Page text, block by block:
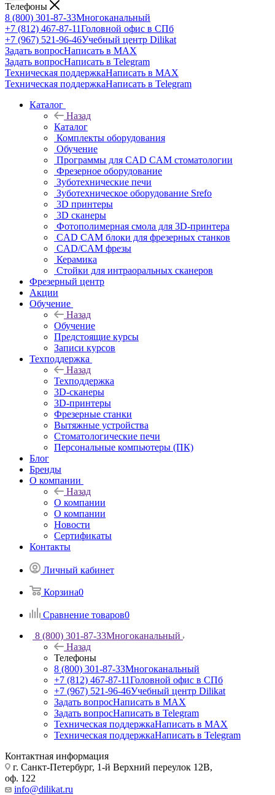
Телефоны
8 (800) 301-87-33Многоканальный
+7 (812) 467-87-11Головной офис в СПб
+7 (967) 521-96-46Учебный центр Dilikat
Задать вопросНаписать в MAX
Задать вопросНаписать в Telegram
Техническая поддержкаНаписать в MAX
Техническая поддержкаНаписать в Telegram
Каталог
Назад
Каталог
Комплекты оборудования
Обучение
Программы для CAD CAM стоматологии
Фрезерное оборудование
Зуботехнические печи
Зуботехническое оборудование Srefo
3D принтеры
3D сканеры
Фотополимерная смола для 3D-принтера
CAD CAM блоки для фрезерных станков
CAD/CAM фрезы
Керамика
Стойки для интраоральных сканеров
Фрезерный центр
Акции
Обучение
Назад
Обучение
Предстоящие курсы
Записи курсов
Техподдержка
Назад
Техподдержка
3D-сканеры
3D-принтеры
Фрезерные станки
Вытяжные устройства
Стоматологические печи
Персональные компьютеры (ПК)
Блог
Бренды
О компании
Назад
О компании
О компании
Новости
Сертификаты
Контакты
Личный кабинет
Корзина0
Сравнение товаров0
8 (800) 301-87-33Многоканальный
Назад
Телефоны
8 (800) 301-87-33Многоканальный
+7 (812) 467-87-11Головной офис в СПб
+7 (967) 521-96-46Учебный центр Dilikat
Задать вопросНаписать в MAX
Задать вопросНаписать в Telegram
Техническая поддержкаНаписать в MAX
Техническая поддержкаНаписать в Telegram
Контактная информация
г. Санкт-Петербург, 1-й Верхний переулок 12В,
оф. 122
info@dilikat.ru